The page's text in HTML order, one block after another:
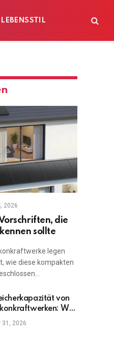
LEBENSSTIL
2026
die
sollte
legen
wie diese kompakten
von
Was
wichtigsten?
31, 2026